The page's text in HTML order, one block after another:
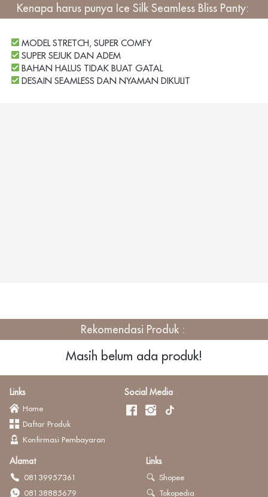
Kenapa harus punya Ice Silk Seamless Bliss Panty:
MODEL STRETCH, SUPER COMFY
SUPER SEJUK DAN ADEM
BAHAN HALUS TIDAK BUAT GATAL
DESAIN SEAMLESS DAN NYAMAN DIKULIT
Rekomendasi Produk :
Masih belum ada produk!
Links
Home
Daftar Produk
Konfirmasi Pembayaran
Social Media
Alamat
08139957361
08138885679
Links
Shopee
Tokopedia